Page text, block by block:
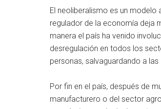
El neoliberalismo es un
regulador de la economía deja
manera el país ha venido
desregulación en todos los
personas, salvaguardando a
Por fin en el país, después de
manufacturero o del sector